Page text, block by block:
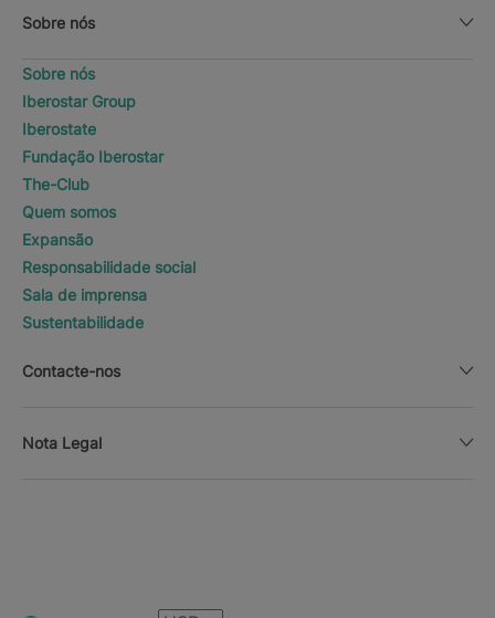
Sobre nós
Sobre nós
Iberostar Group
Iberostate
Fundação Iberostar
The-Club
Quem somos
Expansão
Responsabilidade social
Sala de imprensa
Sustentabilidade
Contacte-nos
Nota Legal